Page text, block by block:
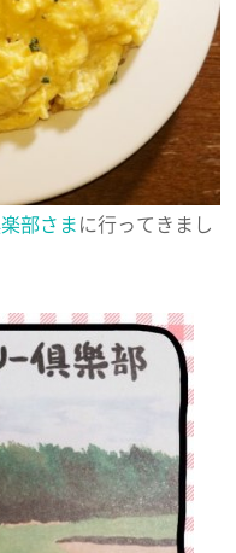
部さまに行ってきまし